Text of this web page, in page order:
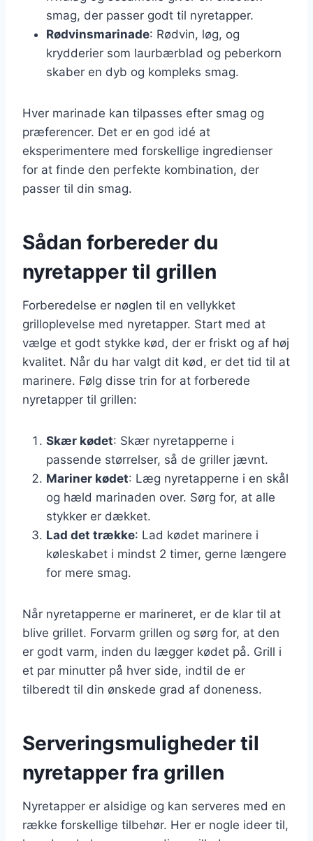
smag, der passer godt til nyretapper.
Rødvinsmarinade: Rødvin, løg, og
krydderier som laurbærblad og peberkorn
skaber en dyb og kompleks smag.
Hver marinade kan tilpasses efter smag og
præferencer. Det er en god idé at
eksperimentere med forskellige ingredienser
for at finde den perfekte kombination, der
passer til din smag.
Sådan forbereder du
nyretapper til grillen
Forberedelse er nøglen til en vellykket
grilloplevelse med nyretapper. Start med at
vælge et godt stykke kød, der er friskt og af høj
kvalitet. Når du har valgt dit kød, er det tid til at
marinere. Følg disse trin for at forberede
nyretapper til grillen:
Skær kødet: Skær nyretapperne i
passende størrelser, så de griller jævnt.
Mariner kødet: Læg nyretapperne i en skål
og hæld marinaden over. Sørg for, at alle
stykker er dækket.
Lad det trække: Lad kødet marinere i
køleskabet i mindst 2 timer, gerne længere
for mere smag.
Når nyretapperne er marineret, er de klar til at
blive grillet. Forvarm grillen og sørg for, at den
er godt varm, inden du lægger kødet på. Grill i
et par minutter på hver side, indtil de er
tilberedt til din ønskede grad af doneness.
Serveringsmuligheder til
nyretapper fra grillen
Nyretapper er alsidige og kan serveres med en
række forskellige tilbehør. Her er nogle ideer til,